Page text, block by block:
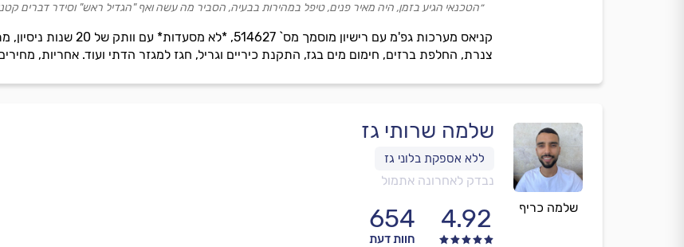
קניאס מערכות גפ'מ עם
צנרת, החלפת ברזים, חימום מים בגז, התקנת כיריים וגריל, חגז למגזר הדתי ועוד. אחריות,
״הטכנאי הגיע בזמן, היה מאיר פנים, טיפל במהירות בבעיה, הסביר מה עשה ואף "הגדיל ראש" וסידר דברים קטנים
שלמה כריף
שלמה שרותי גז
נבדק לאחרונה אתמול
4.92
654
חוות דעת